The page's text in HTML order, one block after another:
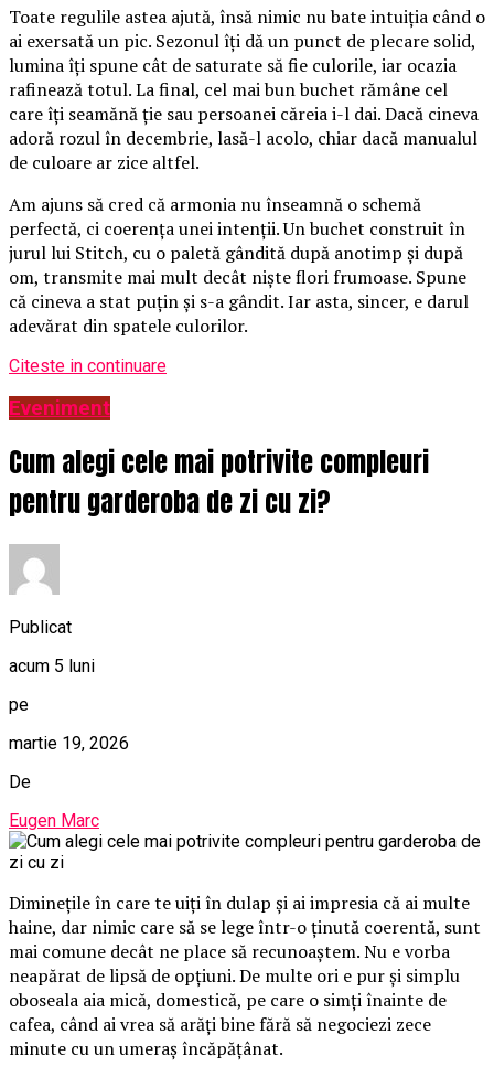
Toate regulile astea ajută, însă nimic nu bate intuiția când o
ai exersată un pic. Sezonul îți dă un punct de plecare solid,
lumina îți spune cât de saturate să fie culorile, iar ocazia
rafinează totul. La final, cel mai bun buchet rămâne cel
care îți seamănă ție sau persoanei căreia i-l dai. Dacă cineva
adoră rozul în decembrie, lasă-l acolo, chiar dacă manualul
de culoare ar zice altfel.
Am ajuns să cred că armonia nu înseamnă o schemă
perfectă, ci coerența unei intenții. Un buchet construit în
jurul lui Stitch, cu o paletă gândită după anotimp și după
om, transmite mai mult decât niște flori frumoase. Spune
că cineva a stat puțin și s-a gândit. Iar asta, sincer, e darul
adevărat din spatele culorilor.
Citeste in continuare
Eveniment
Cum alegi cele mai potrivite compleuri
pentru garderoba de zi cu zi?
Publicat
acum 5 luni
pe
martie 19, 2026
De
Eugen Marc
Diminețile în care te uiți în dulap și ai impresia că ai multe
haine, dar nimic care să se lege într-o ținută coerentă, sunt
mai comune decât ne place să recunoaștem. Nu e vorba
neapărat de lipsă de opțiuni. De multe ori e pur și simplu
oboseala aia mică, domestică, pe care o simți înainte de
cafea, când ai vrea să arăți bine fără să negociezi zece
minute cu un umeraș încăpățânat.